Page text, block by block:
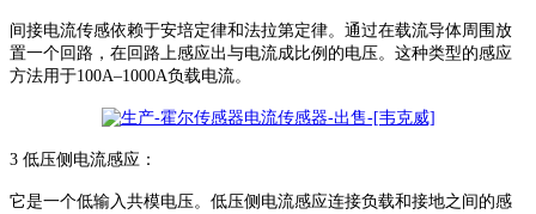
间接电流传感依赖于安培定律和法拉第定律。通过在载流导体周围放
置一个回路，在回路上感应出与电流成比例的电压。这种类型的感应
方法用于100A–1000A负载电流。
3 低压侧电流感应：
它是一个低输入共模电压。低压侧电流感应连接负载和接地之间的感